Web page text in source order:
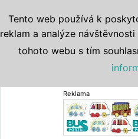
Reklama
Tento web používá k
reklam a analýze
tohoto webu s tím